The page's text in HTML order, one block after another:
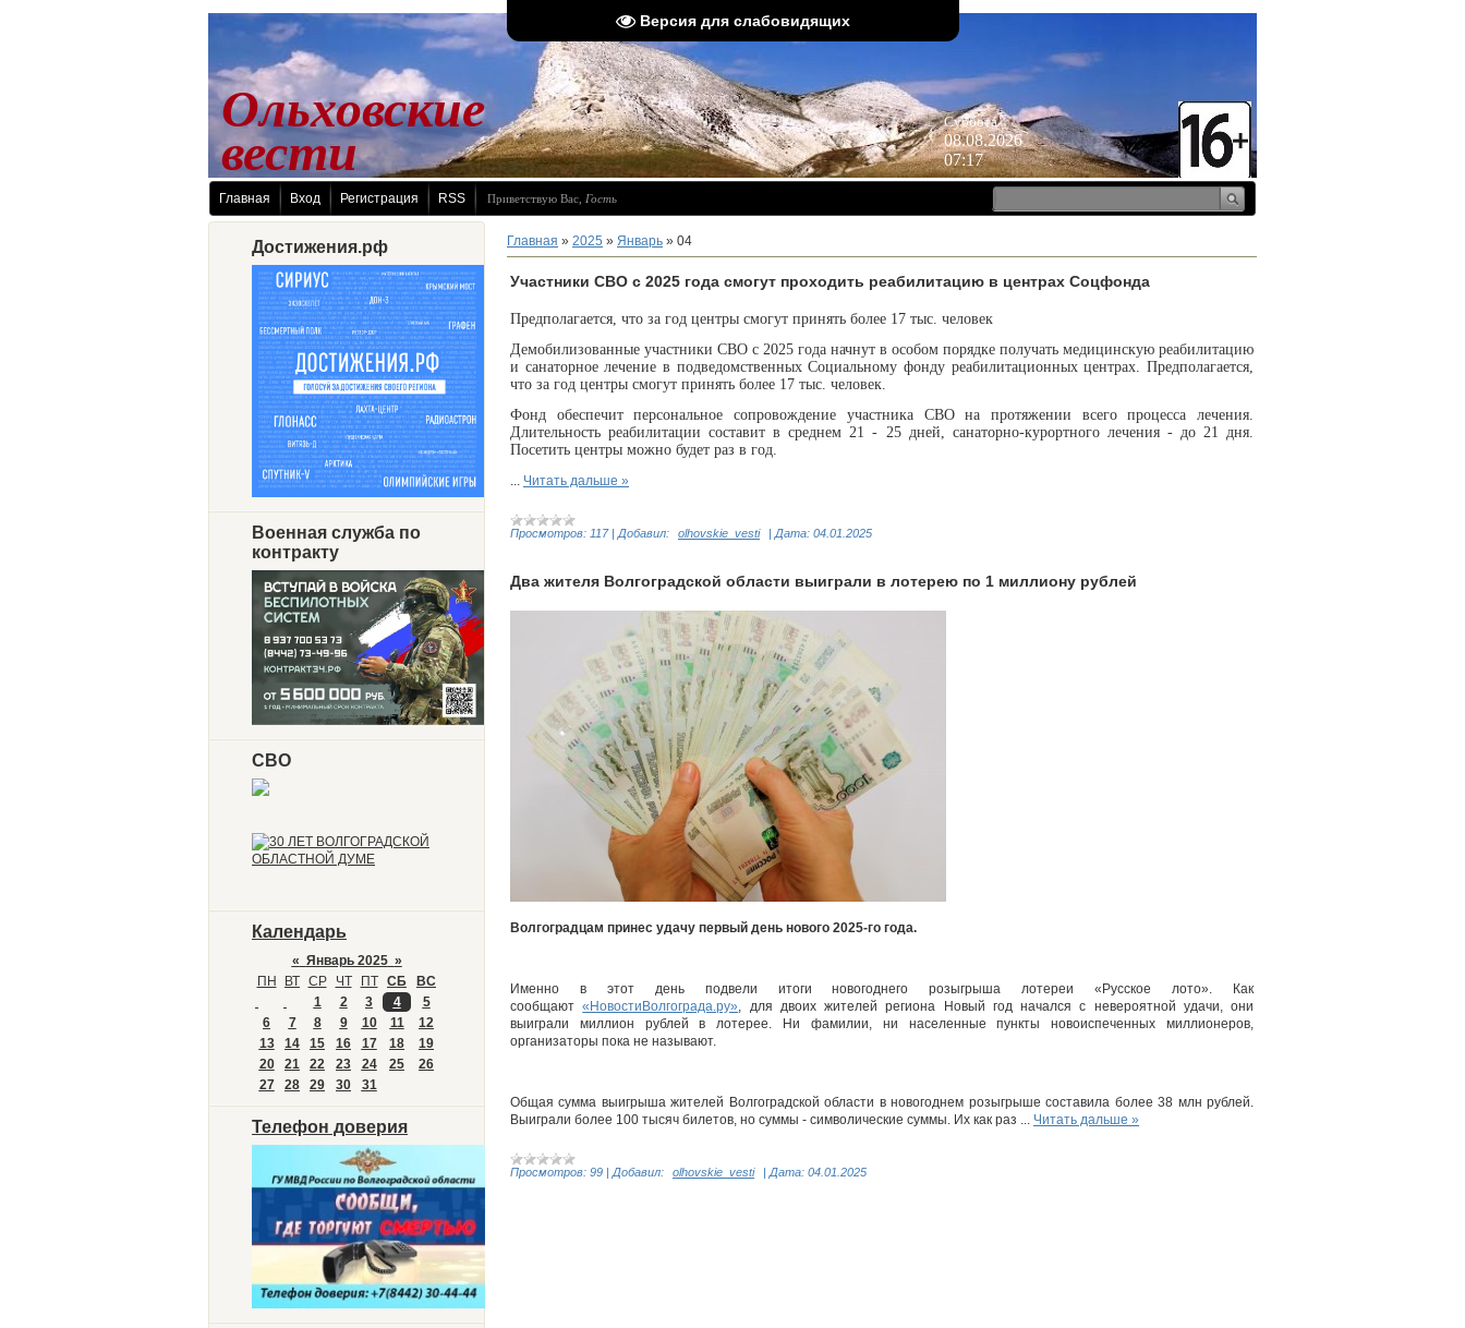
Версия для слабовидящих
Суббота
08.08.2026
07:17
Ольховские
вести
Главная Вход Регистрация RSS Приветствую Вас Гость
Достижения.рф
Военная служба по
контракту
СВО
Календарь
« Январь 2025 »
ПН
ВТ СР ЧТ ПТ СБ
ВС
1
2 3 4
5
6
7 8 9 10 11
12
13
14 15 16 17 18
19
20
21 22 23 24 25
26
27
28 29 30 31
Телефон доверия
Главная » 2025 » Январь » 04
Участники СВО с 2025 года смогут проходить реабилитацию в центрах Соцфонда
Предполагается, что за год центры смогут принять более 17 тыс. человек
Демобилизованные участники СВО с 2025 года начнут в особом порядке получать медицинскую реабилитацию
и санаторное лечение в подведомственных Социальному фонду реабилитационных центрах. Предполагается,
что за год центры смогут принять более 17 тыс. человек.
Фонд обеспечит персональное сопровождение участника СВО на протяжении всего процесса лечения.
Длительность реабилитации составит в среднем 21 - 25 дней, санаторно-курортного лечения - до 21 дня.
Посетить центры можно будет раз в год.
... Читать дальше »
Просмотров: 117 | Добавил: olhovskie_vesti | Дата: 04.01.2025
Два жителя Волгоградской области выиграли в лотерею по 1 миллиону рублей
Волгоградцам принес удачу первый день нового 2025-го года.
Именно в этот день подвели итоги новогоднего розыгрыша лотереи «Русское лото». Как
сообщают«НовостиВолгограда.ру», для двоих жителей региона Новый год начался с невероятной удачи, они
выиграли миллион рублей в лотерее. Ни фамилии, ни населенные пункты новоиспеченных миллионеров,
организаторы пока не называют.
Общая сумма выигрыша жителей Волгоградской области в новогоднем розыгрыше составила более 38 млн рублей.
Выиграли более 100 тысяч билетов, но суммы - символические суммы. Их как раз ... Читать дальше »
Просмотров: 99 | Добавил: olhovskie_vesti | Дата: 04.01.2025